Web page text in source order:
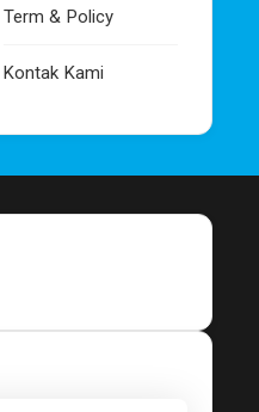
Term & Policy
Kontak Kami